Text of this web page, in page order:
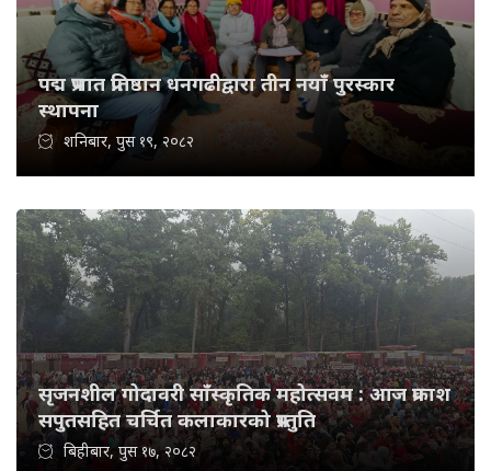
पद्म प्रभात प्रतिष्ठान धनगढीद्वारा तीन नयाँ पुरस्कार
स्थापना
शनिबार, पुस १९, २०८२
सृजनशील गोदावरी साँस्कृतिक महोत्सवम : आज प्रकाश
सपुतसहित चर्चित कलाकारको प्रस्तुति
बिहीबार, पुस १७, २०८२